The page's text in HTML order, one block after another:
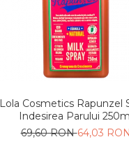
Lola Cosmetics Rapunzel
Indesirea Parului
69,60 RON64,03 RON